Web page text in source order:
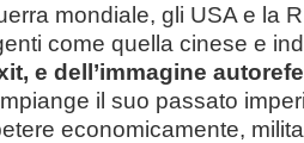
mondiale, gli USA e la
come quella cinese e
e dell’immagine
il suo passato
economicamente,